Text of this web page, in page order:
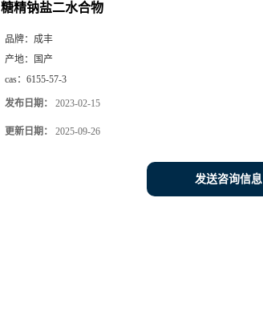
糖精钠盐二水合物
品牌： 成丰
产地：
国产
cas： 6155-57-3
发布日期： 2023-02-15
更新日期： 2025-09-26
发送咨询信息